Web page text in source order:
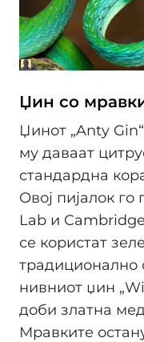
Џин со
Џинот „Anty
му даваат
стандардна
Овој пијалок
Lab и
се користат
традиционално
нивниот џин
доби златна
Мравките